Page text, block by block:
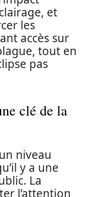
et
les
accès sur
tout en
pas
clé de la
niveau
y a une
La
l’attention